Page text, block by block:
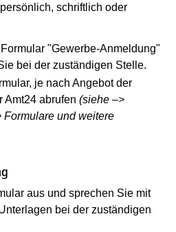
schriftlich oder
"Gewerbe-Anmeldung"
bei der zuständigen Stelle.
je nach Angebot der
Amt24 abrufen (siehe –>
und weitere
aus und sprechen Sie mit
bei der zuständigen